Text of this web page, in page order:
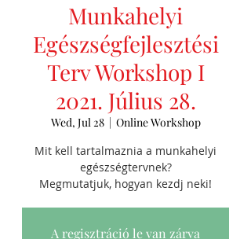
Munkahelyi
Egészségfejlesztési
Terv Workshop I
2021. Július 28.
Wed, Jul 28
  |
Online Workshop
Mit kell tartalmaznia a munkahelyi
egészségtervnek?
Megmutatjuk, hogyan kezdj neki!
A regisztráció le van zárva